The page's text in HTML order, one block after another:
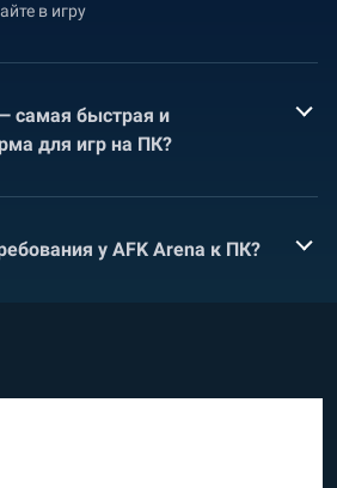
в игру
самая быстрая и
для игр на ПК?
у AFK Arena к ПК?